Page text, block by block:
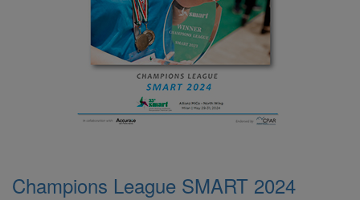
Champions League SMART 2024